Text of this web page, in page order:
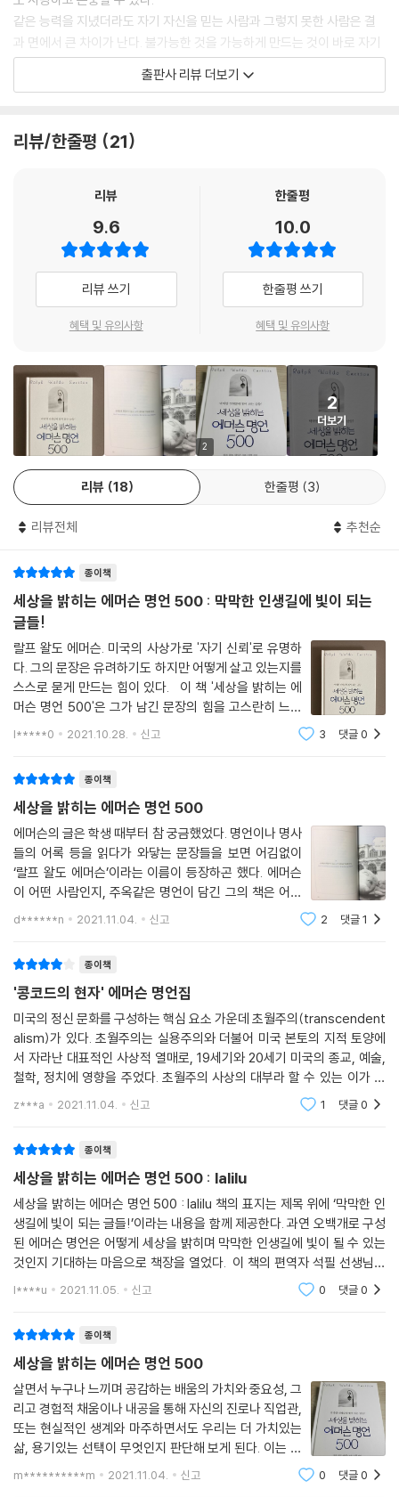
지혜로운 자는 자신을 공격하는 자들을 편든다. 그의 약점을 찾는 것이 공
격자들보다는 그에게 더 유익하기 때문이다.
The wise man throws himself on the side of his assailants. It is
more his interest than it is theirs to find his weak point.
*
원석이어서 그 가치를 알 수 없다. 잘 다듬으면 일상에서 가장 빛나는 귀한
s. Discard them and their value will never be known. Improve t
hem and they will become the brightest gems in a useful life.
나는 내가 평생 먹은 식사보다 내가 읽은 책에 대해 기억하는 것이 없다. 그
런데도 그 책들이 나를 만들었다.
I cannot remember the books I’ve read any more than the mea
ls I have eaten; even so, they have made me.
3장. 행동과 자립
반지와 보석은 보물이 아니다. 그저 보물을 대변하는 물건일 뿐이다. 진짜
보물은 당신 자신의 일부일 뿐이다. 당신은 자신을 위해 피 흘리는 싸움을
해야 한다.
Rings and jewels are not gifts, but apologies for gifts. The onl
y gift is a portion of thyself. Thou must bleed for me.
*
무엇을 하더라도 용기가 필요하다. 당신이 어떤 결정을 내리든 그 결정이
믿고 싶게 만드는 난관은 반드시 생기게 마련이다. 실행 계획을 짜서 끝까
를 쟁취하려면 용감해야 한다.
Whatever you do, you need courage. Whatever course you de
cide upon, there is always someone to tell you that you are wr
ong. There are always difficulties arising that tempt you to bel
ieve your critics are right. To map out a course of action and fo
llow it to an end requires some of the same courage that a sol
dier needs. Peace has its victories, but it takes brave men and
*
좋은 생각을 행동으로 옮기지 않는다면 그저 좋은 꿈에 불과하다.
Good thoughts are no better than good dreams, unless they
be executed.
4장. 비전과 창의성
내가 아닌 다른 사람들은 렌즈다. 우리는 그 렌즈를 통해 우리의 마음을 본
*
같은 세상이라도 마음이 다르면 지옥으로 받아들여지기도 하고 천국으로
받아들여지기도 한다.
To different minds, the same world is a hell, and a heaven.
*
살면서 만나는 모든 사람이 어떤 면에선 나보다 뛰어나다. 나는 그 사람에
게서 배우는 바가 있다.
in that I learn from him.
인생은 그 사람이 온종일 무엇을 생각하느냐로 결정된다.
Life consists of what man is thinking about all day.
5장. 자아와 자기신뢰
홀로 내면에서부터 흘러나오는 속삭임을 듣지 않고 탁월하거나 영향력 있
는 업적을 남기는 사람은 없다.
ding except when he listens to this whisper which is heard by
him alone.
*
위대한 사람은 자신에겐 기회가 오지 않는다고 절대 불평하지 않는다.
No great man ever complains of want of opportunity.
*
마음속에 숨어 있는 확신을 소리 내어 말하라. 그러면 그것이 보편적인 의
미를 갖게 될 것이다. 때가 되면 마음속 가장 깊숙한 곳에 있던 것이 겉으로
같은 능력을 지녔더라도 자기 자신을 믿는 사람과 그렇지 못한 사람은 결
과 면에서 큰 차이가 난다. 불가능한 것을 가능하게 만드는 것이 바로 자기
신뢰이다. 이는 일과 인간관계 등 인생의 모든 면에 적용된다.
이 넘는다는 잭슨은 특히 에머슨으로부터 많은 영감을 받아서 가사에 그의
또한 우리나라 최고 부자 중 한 명으로 재산 5조를 기부한 카카오 김범수
상가가 오늘날까지 많은 사람들의 마음을 사로잡는 이유는 무엇일까?
랄프 왈도 에머슨은 미국은 물론 전 세계적으로 가장 사랑받는 작가이자
사상가이다. 에머슨은 미국의 수필작가, 강연자, 철학자, 노예폐지론자, 시
인으로서 19세기 중반에 개인주의를 옹호하며 초월주의 운동을 주도한 인
사상을 갖게 되었다.
에머슨은 평생 1,500회가 넘은 강연을 하고 10여 편 이상의 저술을 발간
했는데, 이 책에는 수많은 사상가, 작가, 시인 등은 물론 일반인에게 상당
한 영향을 준 그의 저술과 강연 중에서 가려 뽑은 주옥(珠玉) 같은 명언 5
00여 개가 수록되어 있다. 특히 500여 편의 명언들을 알기 쉽게 11개의 장
(01장. 발전과 변화, 02장. 학문과 지혜, 03장. 행동과 자립, 04장. 비전과
창의성, 05장. 자아와 자기 신뢰, 06장. 아름다움과 행복, 07장. 자연의 가
행과 경험)으로 나누어 편집했다.
이번에 펴낸《세상을 밝히는 에머슨 명언 500》은 청소년들은 물론 일반
독자들이 어렵고 힘든 세상을 헤쳐나갈 때 언제든지 펼쳐보고 위안 받으며
때로는 용기를 얻을 수 있는 책이 될 것이다. 본문은 고급 용지에 2도 인쇄
로 하고, 오래도록 소장하고 선물용으로도 좋게 하드커버(양장본)로 발행
했다.
출판사 리뷰 더보기
리뷰/한줄평 21
리뷰
9.6
리뷰 쓰기
혜택 및 유의사항
한줄평
10.0
한줄평 쓰기
혜택 및 유의사항
2
2
더보기
리뷰 18 한줄평 3
리뷰전체 추천순
종이책
세상을 밝히는 에머슨 명언 500 : 막막한 인생길에 빛이 되는
글들!
랄프 왈도 에머슨. 미국의 사상가로 '자기 신뢰'로 유명하
다. 그의 문장은 유려하기도 하지만 어떻게 살고 있는지를
스스로 묻게 만드는 힘이 있다. 이 책 '세상을 밝히는 에
머슨 명언 500'은 그가 남긴 문장의 힘을 고스란히 느낄
수 있게 해 준다. 사람들이 왜 에머슨에 열광하는지를 제
l*****0 2021.10.28. 신고 3 댓글0
종이책
세상을 밝히는 에머슨 명언 500
에머슨의 글은 학생 때부터 참 궁금했었다. 명언이나 명사
들의 어록 등을 읽다가 와닿는 문장들을 보면 어김없이
‘랄프 왈도 에머슨’이라는 이름이 등장하곤 했다. 에머슨
이 어떤 사람인지, 주옥같은 명언이 담긴 그의 책은 어떤
내용인지 궁금했지만 정작 그의 책은 접할 기회는 별로 없
d******n 2021.11.04. 신고 2 댓글1
종이책
'콩코드의 현자' 에머슨 명언집
미국의 정신 문화를 구성하는 핵심 요소 가운데 초월주의(transcendent
alism)가 있다. 초월주의는 실용주의와 더불어 미국 본토의 지적 토양에
서 자라난 대표적인 사상적 열매로, 19세기와 20세기 미국의 종교, 예술,
철학, 정치에 영향을 주었다. 초월주의 사상의 대부라 할 수 있는 이가 바
로 ‘콩코드의 현자’로 불린 랄프 왈도 에머슨이다. 19세기 미국의 유명한
z***a 2021.11.04. 신고 1 댓글0
종이책
세상을 밝히는 에머슨 명언 500 : lalilu
세상을 밝히는 에머슨 명언 500 : lalilu 책의 표지는 제목 위에 ‘막막한 인
생길에 빛이 되는 글들!’이라는 내용을 함께 제공한다. 과연 오백개로 구성
된 에머슨 명언은 어떻게 세상을 밝히며 막막한 인생길에 빛이 될 수 있는
것인지 기대하는 마음으로 책장을 열었다. 이 책의 편역자 석필 선생님은
랄프 왈도 에머슨을 ‘미국에서 가장 사랑받는 사상가이자 시인’이었다고
l****u 2021.11.05. 신고 0 댓글0
종이책
세상을 밝히는 에머슨 명언 500
살면서 누구나 느끼며 공감하는 배움의 가치와 중요성, 그
리고 경험적 채움이나 내공을 통해 자신의 진로나 직업관,
또는 현실적인 생계와 마주하면서도 우리는 더 가치있는
삶, 용기있는 선택이 무엇인지 판단해 보게 된다. 이는 성
장을 경험한 사람이나 사례, 성공한 분들의 조언을 통해
m**********m 2021.11.04. 신고 0 댓글0